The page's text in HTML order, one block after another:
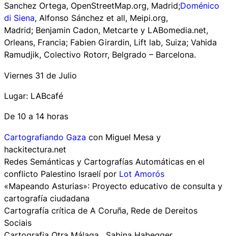
Sanchez Ortega, OpenStreetMap.org, Madrid;Doménico
di Siena, Alfonso Sánchez et all, Meipi.org,
Madrid; Benjamin Cadon, Metcarte y LABomedia.net,
Orleans, Francia; Fabien Girardin, Lift lab, Suiza; Vahida
Ramudjik, Colectivo Rotorr, Belgrado – Barcelona.
Viernes 31 de Julio
Lugar: LABcafé
De 10 a 14 horas
Cartografiando Gaza con Miguel Mesa y
hackitectura.net
Redes Semánticas y Cartografías Automáticas en el
conflicto Palestino Israelí por Lot Amorós
«Mapeando Asturias»: Proyecto educativo de consulta y
cartografía ciudadana
Cartografía crítica de A Coruña, Rede de Dereitos
Sociais